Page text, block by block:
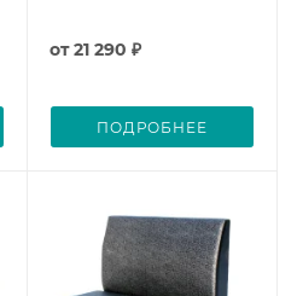
от21 290 ₽
ПОДРОБНЕЕ